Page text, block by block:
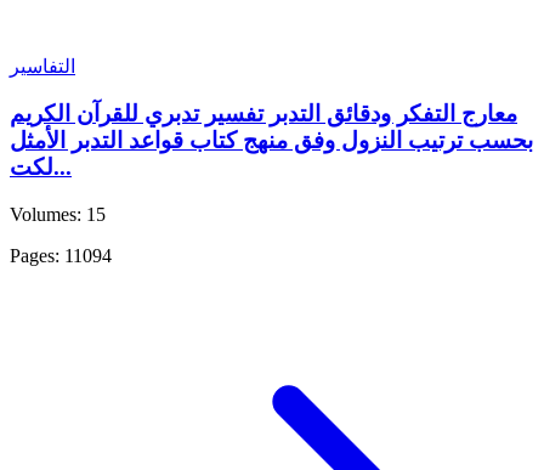
التفاسير
معارج التفكر ودقائق التدبر تفسير تدبري للقرآن الكريم
بحسب ترتيب النزول وفق منهج كتاب قواعد التدبر الأمثل
لكت...
Volumes: 15
Pages: 11094